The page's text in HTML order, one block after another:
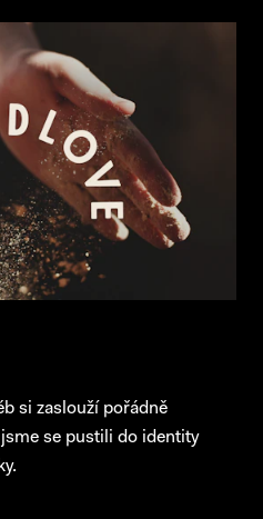
si zaslouží pořádně
se pustili do identity